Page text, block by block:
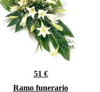
51 €
Ramo funerario